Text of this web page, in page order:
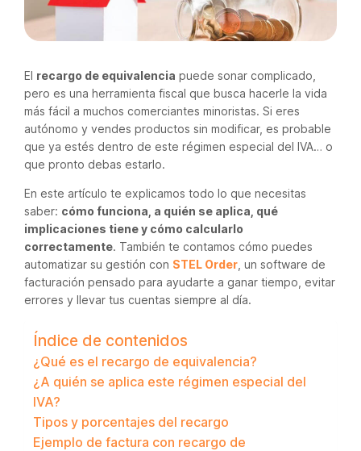
El recargo de equivalencia puede sonar complicado,
pero es una herramienta fiscal que busca hacerle la vida
más fácil a muchos comerciantes minoristas. Si eres
autónomo y vendes productos sin modificar, es probable
que ya estés dentro de este régimen especial del IVA… o
que pronto debas estarlo.
En este artículo te explicamos todo lo que necesitas
saber: cómo funciona, a quién se aplica, qué
implicaciones tiene y cómo calcularlo
correctamente. También te contamos cómo puedes
automatizar su gestión con STEL Order , un software de
facturación pensado para ayudarte a ganar tiempo, evitar
errores y llevar tus cuentas siempre al día.
Índice de contenidos
¿Qué es el recargo de equivalencia?
¿A quién se aplica este régimen especial del
IVA?
Tipos y porcentajes del recargo
Ejemplo de factura con recargo de